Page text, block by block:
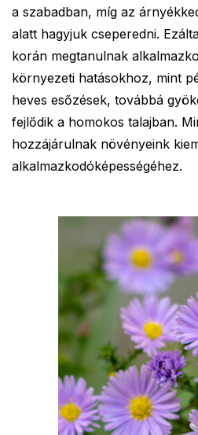
a szabadban, míg az
alatt hagyjuk cseperedni.
korán megtanulnak
környezeti hatásokhoz, mint
heves esőzések, továbbá
fejlődik a homokos talajban.
hozzájárulnak növényeink
alkalmazkodóképességéhez.